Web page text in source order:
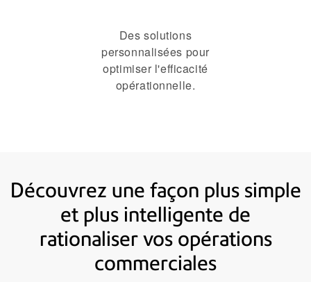
Des solutions
personnalisées pour
optimiser l'efficacité
opérationnelle.
Découvrez une façon plus simple
et plus intelligente de
rationaliser vos opérations
commerciales